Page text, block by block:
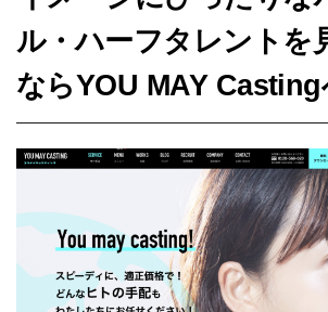
ル・ハーフタレントを
ならYOU MAY Casting